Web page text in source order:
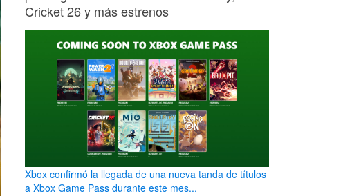
Cricket 26 y más estrenos
Xbox confirmó la llegada de una nueva tanda de títulos
a Xbox Game Pass durante este mes...